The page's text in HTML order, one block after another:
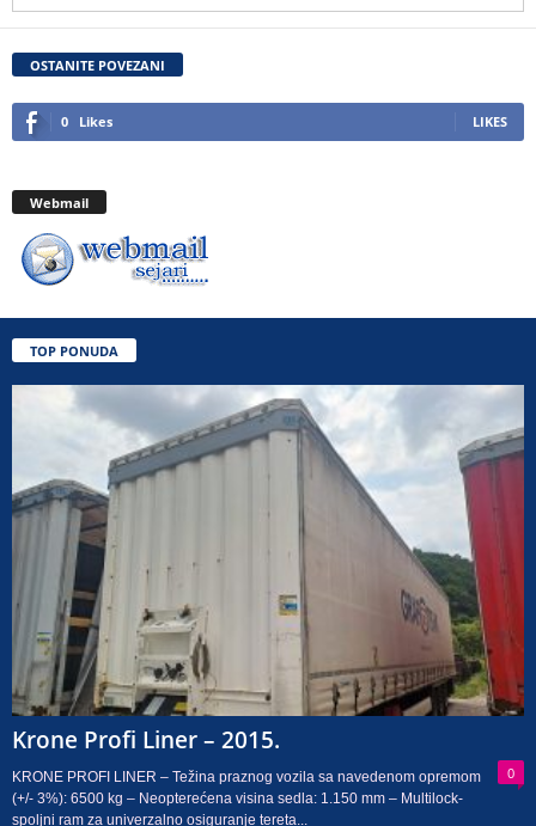
OSTANITE POVEZANI
0 Likes LIKES
Webmail
TOP PONUDA
Krone Profi Liner – 2015.
0
KRONE PROFI LINER – Težina praznog vozila sa navedenom opremom
(+/- 3%): 6500 kg – Neopterećena visina sedla: 1.150 mm – Multilock-
spoljni ram za univerzalno osiguranje tereta...